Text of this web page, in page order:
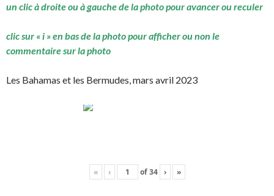
un clic à droite ou à gauche de la photo pour avancer ou reculer
clic sur « i » en bas de la photo pour afficher ou non le
commentaire sur la photo
Les Bahamas et les Bermudes, mars avril 2023
« ‹ of34 › »